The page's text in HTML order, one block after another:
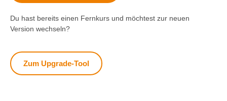
Du hast bereits einen Fernkurs und möchtest zur neuen
Version wechseln?
Zum Upgrade-Tool